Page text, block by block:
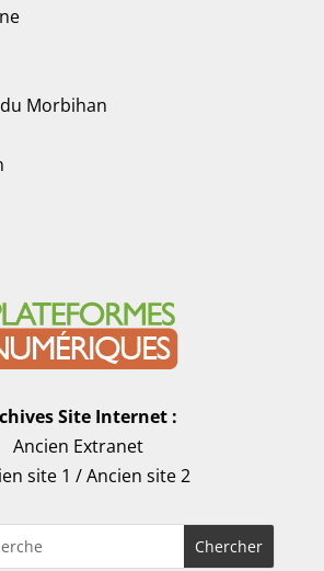
Morbihan
Site Internet :
Ancien Extranet
site 1 /Ancien site 2